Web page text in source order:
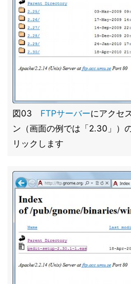
図03 FTPサーバーにアクセ
ン（画面の例では「2.30」）
リックします